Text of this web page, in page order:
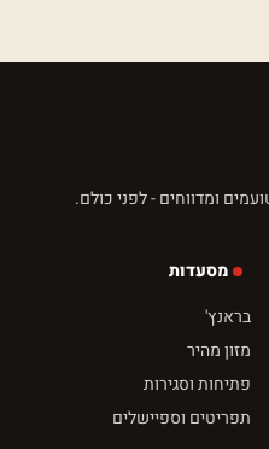
ומדווחים - לפני כולם.
מסעדות
בראנץ'
מזון מהיר
פתיחות וסגירות
תפריטים וספיישלים